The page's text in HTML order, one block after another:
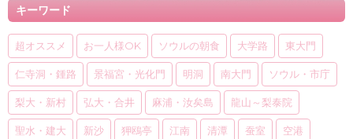
キーワード
超オススメ お一人様OK ソウルの朝食 大学路 東大門
仁寺洞・鍾路 景福宮・光化門 明洞 南大門 ソウル・市庁
梨大・新村 弘大・合井 麻浦・汝矣島 龍山～梨泰院
聖水・建大 新沙 狎鴎亭 江南 清潭 蚕室 空港